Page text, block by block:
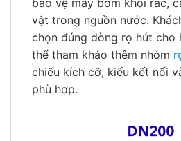
vật trong nguồn nước.
chọn đúng dòng rọ hút cho
thể tham khảo thêm nhóm
chiếu kích cỡ, kiểu kết nối
phù hợp.